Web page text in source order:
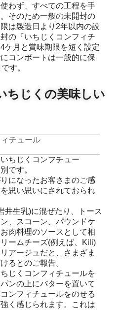
わず、すべての工程を手
そのため一般の未開封の
は製造日より2年以内の設
の『いちじくコンフィチ
ケ月と賞味期限を短く設定
コンポートは一般的に保
す。
ちじくの美味しい
ちじくコンフチュー
です。
になったお客さまのご感
思い思いにされておられ
井生乳)に混ぜたり、トース
、スコーン、パウンドケ
肉料理のソースとして相
ームチーズ(例えば、Kili)
アージュだと、さまざま
るとのご報告。
じくコンフィチュールを
ンの上にバターを置いて
ンフィチュールをのせる
く感じられます。これは